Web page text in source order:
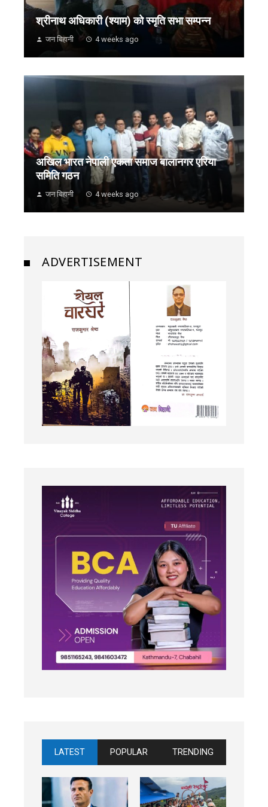
श्रीनाथ अधिकारी (श्याम) को स्मृति सभा सम्पन्न
जन बिहानी 4 weeks ago
अखिल भारत नेपाली एकता समाज बालानगर एरिया
समिति गठन
जन बिहानी 4 weeks ago
ADVERTISEMENT
LATEST POPULAR TRENDING